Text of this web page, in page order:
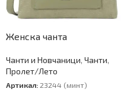
Женска чанта
Чанти и Новчаници, Чанти,
Пролет/Лето
Артикал:23244 (минт)